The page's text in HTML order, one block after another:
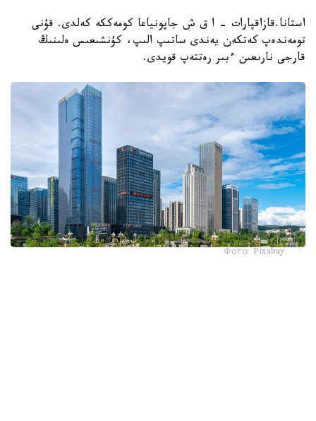
استانا.قازاقپارات - ا ق ش جاپونياعا كومەككە كەلدى. قۇنى
تومەندەپ كەتكەن يەندى ساتىپ الىپ، كۇنشىعىس ەلىنىڭ
قارجى نارىعىن ءبىر رەتتەپ قويدى.
Фото: Pixabay